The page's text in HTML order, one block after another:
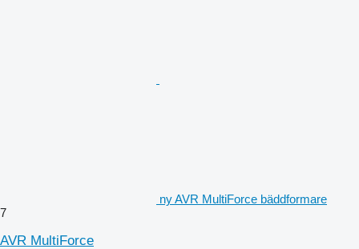
ny AVR MultiForce bäddformare
7
AVR MultiForce